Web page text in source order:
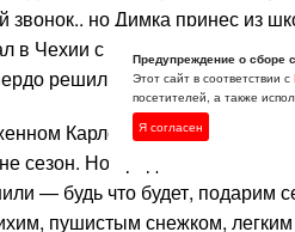
но Димка принес из
в Чехии с родителями, и это
решил: едем именно туда,
Карлсбаде, похожим на
сезон. Но продолжать тихо
— будь что будет, подарим
пушистым снежком,
Предупреждение о сборе
Этот сайт в соответствии с
посетителей, а также
Я согласен